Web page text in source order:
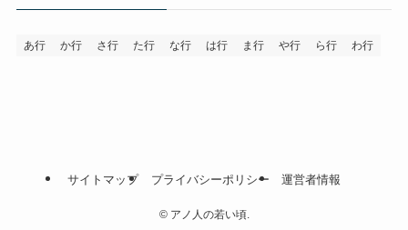
あ行 か行 さ行 た行 な行 は行 ま行 や行 ら行 わ行
サイトマップ プライバシーポリシー 運営者情報
©アノ人の若い頃.